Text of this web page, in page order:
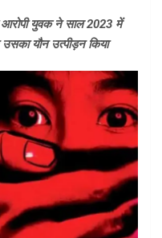
आरोपी युवक ने साल 2023 में
यौन उत्पीड़न किया